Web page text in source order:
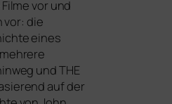
vor und
vor: die
eines
undTHE
auf der